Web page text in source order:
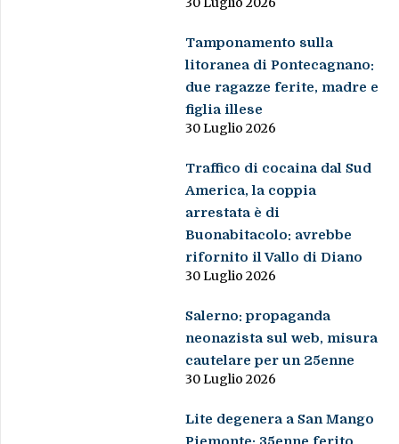
Tamponamento sulla
litoranea di Pontecagnano:
due ragazze ferite, madre e
figlia illese
30 Luglio 2026
Traffico di cocaina dal Sud
America, la coppia
arrestata è di
Buonabitacolo: avrebbe
rifornito il Vallo di Diano
30 Luglio 2026
Salerno: propaganda
neonazista sul web, misura
cautelare per un 25enne
30 Luglio 2026
Lite degenera a San Mango